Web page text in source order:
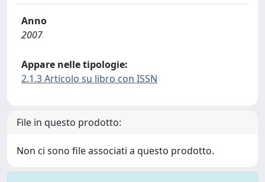
Anno
2007
Appare nelle tipologie:
2.1.3 Articolo su libro con ISSN
File in questo prodotto:
Non ci sono file associati a questo prodotto.